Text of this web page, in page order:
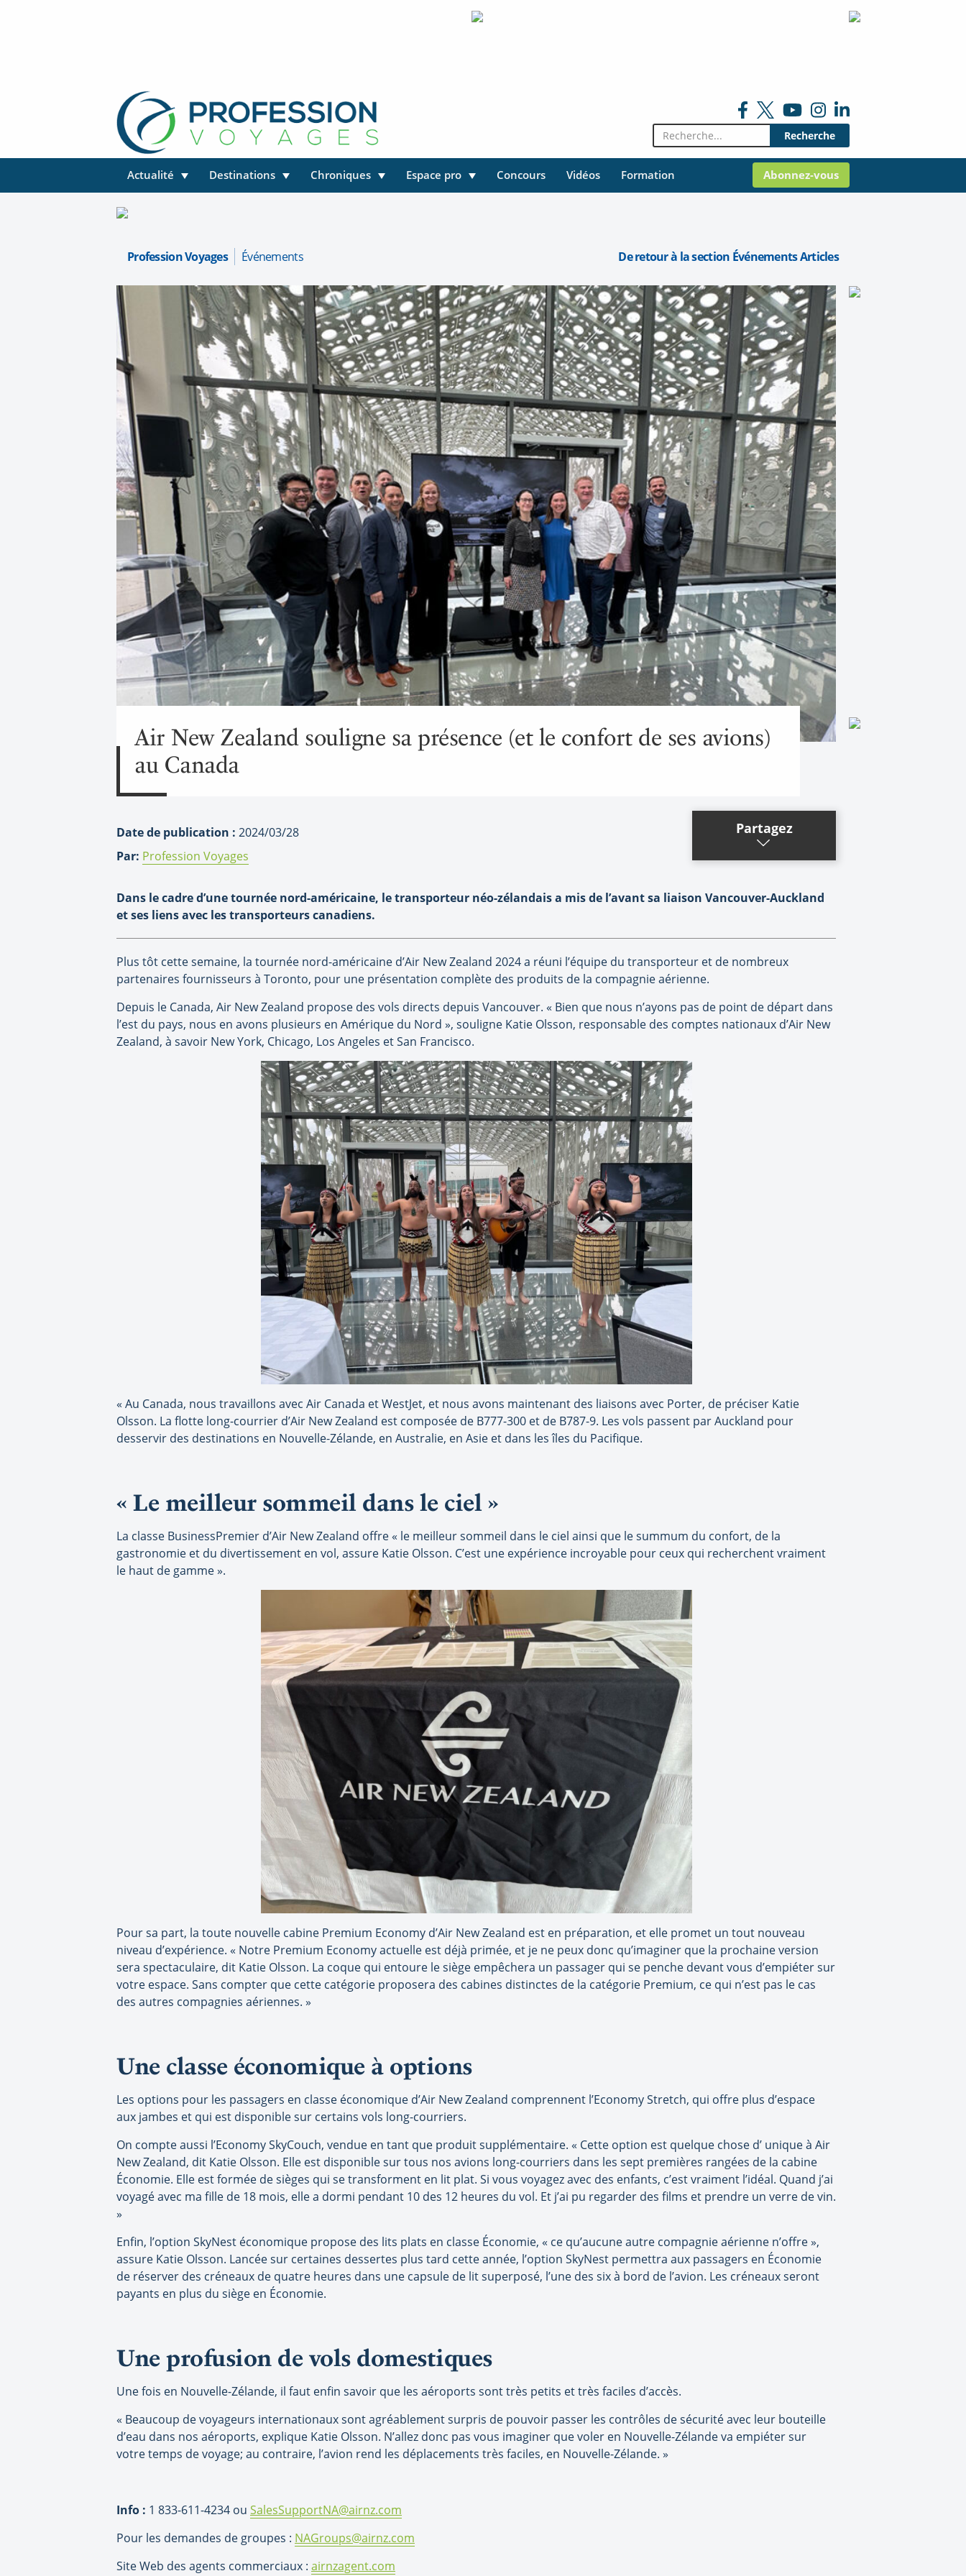
Rechercher:
Actualité Destinations Chroniques Espace pro Concours Vidéos Formation Abonnez-vous
Profession Voyages Événements De retour à la section Événements Articles
Air New Zealand souligne sa présence (et le confort de ses avions)
au Canada
Date de publication : 2024/03/28
Par: Profession Voyages
Partagez
Dans le cadre d’une tournée nord-américaine, le transporteur néo-zélandais a mis de l’avant sa liaison Vancouver-Auckland
et ses liens avec les transporteurs canadiens.
Plus tôt cette semaine, la tournée nord-américaine d’Air New Zealand 2024 a réuni l’équipe du transporteur et de nombreux
partenaires fournisseurs à Toronto, pour une présentation complète des produits de la compagnie aérienne.
Depuis le Canada, Air New Zealand propose des vols directs depuis Vancouver. « Bien que nous n’ayons pas de point de départ dans
l’est du pays, nous en avons plusieurs en Amérique du Nord », souligne Katie Olsson, responsable des comptes nationaux d’Air New
Zealand, à savoir New York, Chicago, Los Angeles et San Francisco.
« Au Canada, nous travaillons avec Air Canada et WestJet, et nous avons maintenant des liaisons avec Porter, de préciser Katie
Olsson. La flotte long-courrier d’Air New Zealand est composée de B777-300 et de B787-9. Les vols passent par Auckland pour
desservir des destinations en Nouvelle-Zélande, en Australie, en Asie et dans les îles du Pacifique.
« Le meilleur sommeil dans le ciel »
La classe BusinessPremier d’Air New Zealand offre « le meilleur sommeil dans le ciel ainsi que le summum du confort, de la
gastronomie et du divertissement en vol, assure Katie Olsson. C’est une expérience incroyable pour ceux qui recherchent vraiment
le haut de gamme ».
Pour sa part, la toute nouvelle cabine Premium Economy d’Air New Zealand est en préparation, et elle promet un tout nouveau
niveau d’expérience. « Notre Premium Economy actuelle est déjà primée, et je ne peux donc qu’imaginer que la prochaine version
sera spectaculaire, dit Katie Olsson. La coque qui entoure le siège empêchera un passager qui se penche devant vous d’empiéter sur
votre espace. Sans compter que cette catégorie proposera des cabines distinctes de la catégorie Premium, ce qui n’est pas le cas
des autres compagnies aériennes. »
Une classe économique à options
Les options pour les passagers en classe économique d’Air New Zealand comprennent l’Economy Stretch, qui offre plus d’espace
aux jambes et qui est disponible sur certains vols long-courriers.
On compte aussi l’Economy SkyCouch, vendue en tant que produit supplémentaire. « Cette option est quelque chose d’ unique à Air
New Zealand, dit Katie Olsson. Elle est disponible sur tous nos avions long-courriers dans les sept premières rangées de la cabine
Économie. Elle est formée de sièges qui se transforment en lit plat. Si vous voyagez avec des enfants, c’est vraiment l’idéal. Quand j’ai
voyagé avec ma fille de 18 mois, elle a dormi pendant 10 des 12 heures du vol. Et j’ai pu regarder des films et prendre un verre de vin.
»
Enfin, l’option SkyNest économique propose des lits plats en classe Économie, « ce qu’aucune autre compagnie aérienne n’offre »,
assure Katie Olsson. Lancée sur certaines dessertes plus tard cette année, l’option SkyNest permettra aux passagers en Économie
de réserver des créneaux de quatre heures dans une capsule de lit superposé, l’une des six à bord de l’avion. Les créneaux seront
payants en plus du siège en Économie.
Une profusion de vols domestiques
Une fois en Nouvelle-Zélande, il faut enfin savoir que les aéroports sont très petits et très faciles d’accès.
« Beaucoup de voyageurs internationaux sont agréablement surpris de pouvoir passer les contrôles de sécurité avec leur bouteille
d’eau dans nos aéroports, explique Katie Olsson. N’allez donc pas vous imaginer que voler en Nouvelle-Zélande va empiéter sur
votre temps de voyage; au contraire, l’avion rend les déplacements très faciles, en Nouvelle-Zélande. »
Info : 1 833-611-4234 ou SalesSupportNA@airnz.com
Pour les demandes de groupes : NAGroups@airnz.com
Site Web des agents commerciaux : airnzagent.com